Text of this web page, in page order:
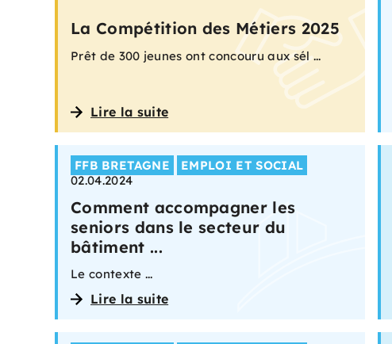
La Compétition des Métiers 2025
Prêt de 300 jeunes ont concouru aux sél ...
Lire la suite
FFB BRETAGNE
EMPLOI ET SOCIAL
02.04.2024
Comment accompagner les
seniors dans le secteur du
bâtiment ...
Le contexte ...
Lire la suite